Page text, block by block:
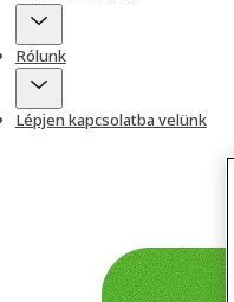
Rólunk
Lépjen kapcsolatba velünk